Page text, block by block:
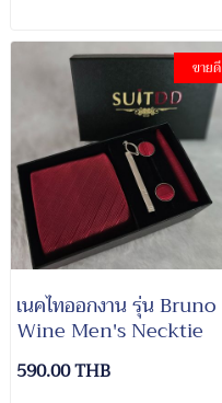
ขายดี
เนคไทออกงาน รุ่น Bruno
Wine Men's Necktie
590.00 THB